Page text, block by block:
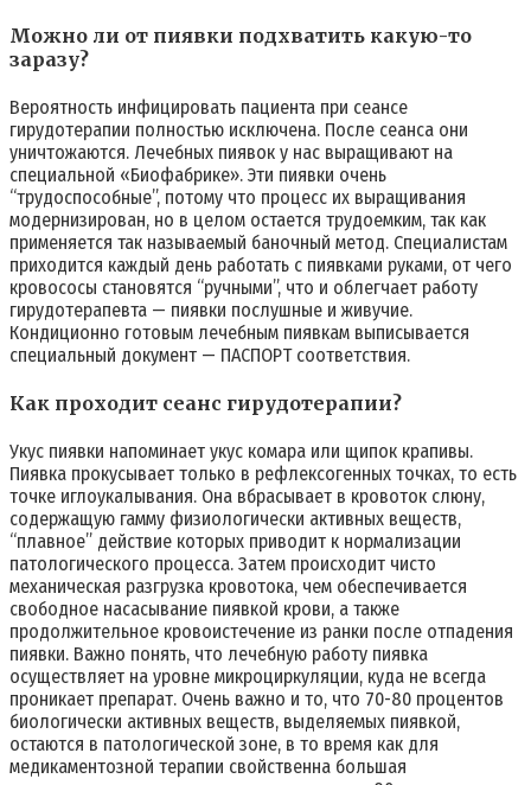
Можно ли от пиявки подхватить какую-то
заразу?
Вероятность инфицировать пациента при сеансе
гирудотерапии полностью исключена. После сеанса они
уничтожаются. Лечебных пиявок у нас выращивают на
специальной «Биофабрике». Эти пиявки очень
“трудоспособные”, потому что процесс их выращивания
модернизирован, но в целом остается трудоемким, так как
применяется так называемый баночный метод. Специалистам
приходится каждый день работать с пиявками руками, от чего
кровососы становятся “ручными”, что и облегчает работу
гирудотерапевта — пиявки послушные и живучие.
Кондиционно готовым лечебным пиявкам выписывается
специальный документ — ПАСПОРТ соответствия.
Как проходит сеанс гирудотерапии?
Укус пиявки напоминает укус комара или щипок крапивы.
Пиявка прокусывает только в рефлексогенных точках, то есть
точке иглоукалывания. Она вбрасывает в кровоток слюну,
содержащую гамму физиологически активных веществ,
“плавное” действие которых приводит к нормализации
патологического процесса. Затем происходит чисто
механическая разгрузка кровотока, чем обеспечивается
свободное насасывание пиявкой крови, а также
продолжительное кровоистечение из ранки после отпадения
пиявки. Важно понять, что лечебную работу пиявка
осуществляет на уровне микроциркуляции, куда не всегда
проникает препарат. Очень важно и то, что 70-80 процентов
биологически активных веществ, выделяемых пиявкой,
остаются в патологической зоне, в то время как для
медикаментозной терапии свойственна большая